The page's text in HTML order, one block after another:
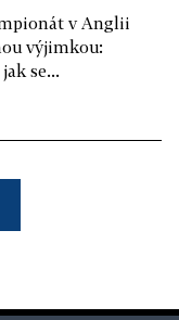
v Anglii
výjimkou:
se...